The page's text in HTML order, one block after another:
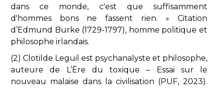
dans ce monde, c'est que suffisamment
d'hommes bons ne fassent rien. » Citation
d’Edmund Burke (1729-1797), homme politique et
philosophe irlandais.
(2) Clotilde Leguil est psychanalyste et philosophe,
auteure de L’Ère du toxique – Essai sur le
nouveau malaise dans la civilisation (PUF, 2023).